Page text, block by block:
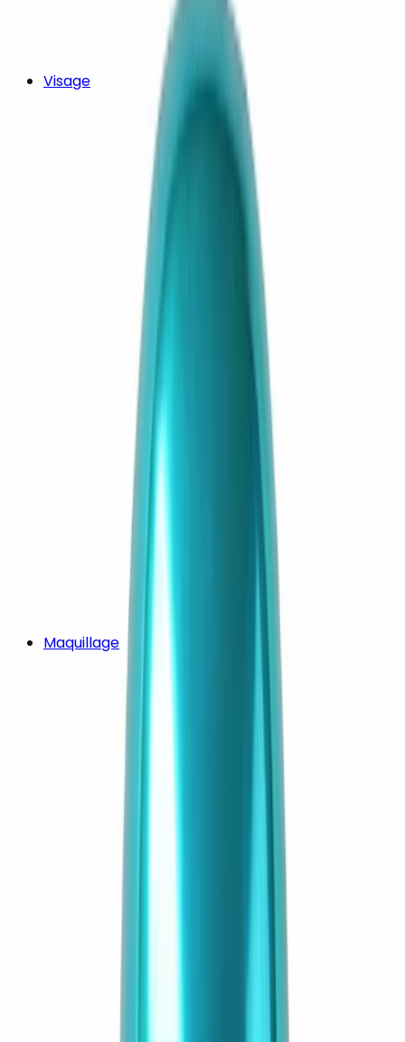
Visage
Maquillage